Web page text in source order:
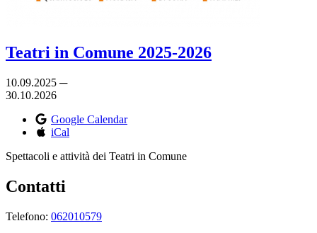
Teatri in Comune 2025-2026
10.09.2025 ─
30.10.2026
Google Calendar
iCal
Spettacoli e attività dei Teatri in Comune
Contatti
Telefono: 062010579